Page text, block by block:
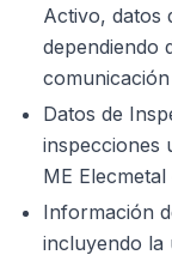
Activo, datos
dependiendo
Datos de
inspecciones
ME
Información
incluyendo la